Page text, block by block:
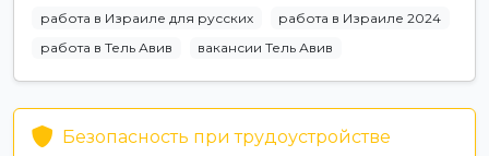
работа в Израиле для русских
работа в Израиле 2024
работа в Тель Авив
вакансии Тель Авив
Безопасность при трудоустройстве